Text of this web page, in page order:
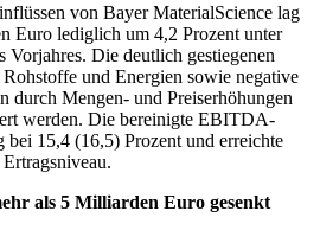
von Bayer MaterialScience lag
Euro lediglich um 4,2 Prozent unter
Vorjahres. Die deutlich gestiegenen
und Energien sowie negative
durch Mengen- und Preiserhöhungen
werden. Die bereinigte EBITDA-
bei 15,4 (16,5) Prozent und erreichte
als 5 Milliarden Euro gesenkt